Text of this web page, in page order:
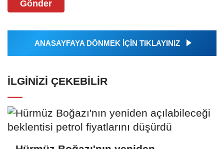
Gönder
ANASAYFAYA DÖNMEK İÇİN TIKLAYINIZ
İLGINIZI ÇEKEBILIR